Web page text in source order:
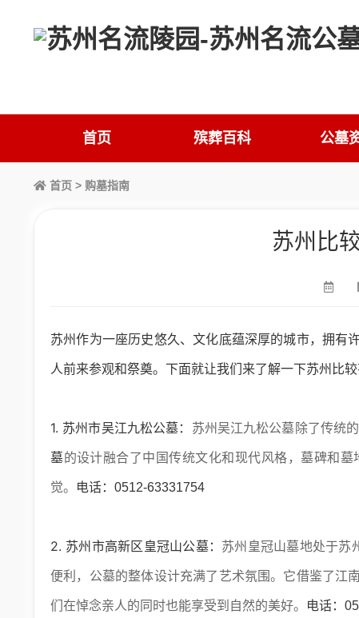
首页 殡葬百科 公墓
首页 > 购墓指南
苏州比
苏州作为一座历史悠久、文化底蕴深厚的城市，拥有
人前来参观和祭奠。下面就让我们来了解一下苏州比较
1. 苏州市吴江九松公墓： 苏州吴江九松公墓除了传统
墓的设计融合了中国传统文化和现代风格，墓碑和
觉。 电话：0512-63331754
2. 苏州市高新区 皇冠山公墓： 苏州皇冠山墓地处于苏
便利，公墓的整体设计充满了艺术氛围。它借鉴了江
们在悼念亲人的同时也能享受到自然的美好。 电话：